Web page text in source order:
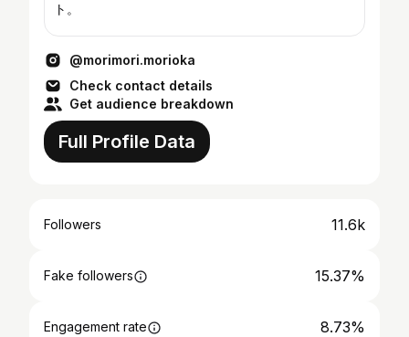
ト。
@morimori.morioka
Check contact details
Get audience breakdown
Full Profile Data
Followers 11.6k
Fake followers 15.37%
Engagement rate 8.73%